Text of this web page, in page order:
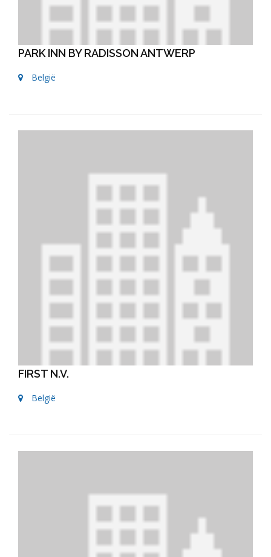
PARK INN BY RADISSON ANTWERP
België
FIRST N.V.
België